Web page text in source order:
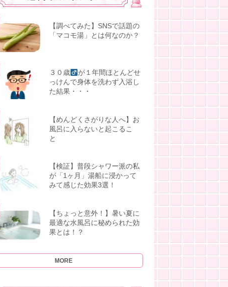
【調べてみた】SNSで話題の
「マコモ湯」とは何なのか？
３０歳
が１年間ほとんどせ
っけんで身体を洗わず入浴し
た結果・・・
【めんどくさがりな人へ】お
風呂に入らないと起こるこ
と
【検証】普段シャワー派の私
が「1ヶ月」湯船に浸かって
みて感じた効果3選！
【ちょっと意外！】暑い夏に
最適な水風呂に秘められた効
果とは！？
MORE